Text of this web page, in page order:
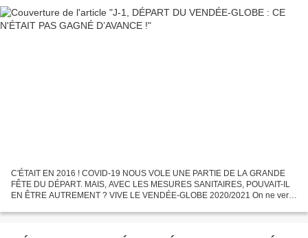
C'ÉTAIT EN 2016 ! COVID-19 NOUS VOLE UNE PARTIE DE LA GRANDE
FÊTE DU DÉPART. MAIS, AVEC LES MESURES SANITAIRES, POUVAIT-IL
EN ÊTRE AUTREMENT ? VIVE LE VENDÉE-GLOBE 2020/2021 On ne verra